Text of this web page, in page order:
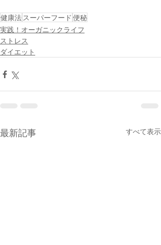
健康法スーパーフード 便秘
実践！オーガニックライフ
ストレス
ダイエット
最新記事 すべて表示